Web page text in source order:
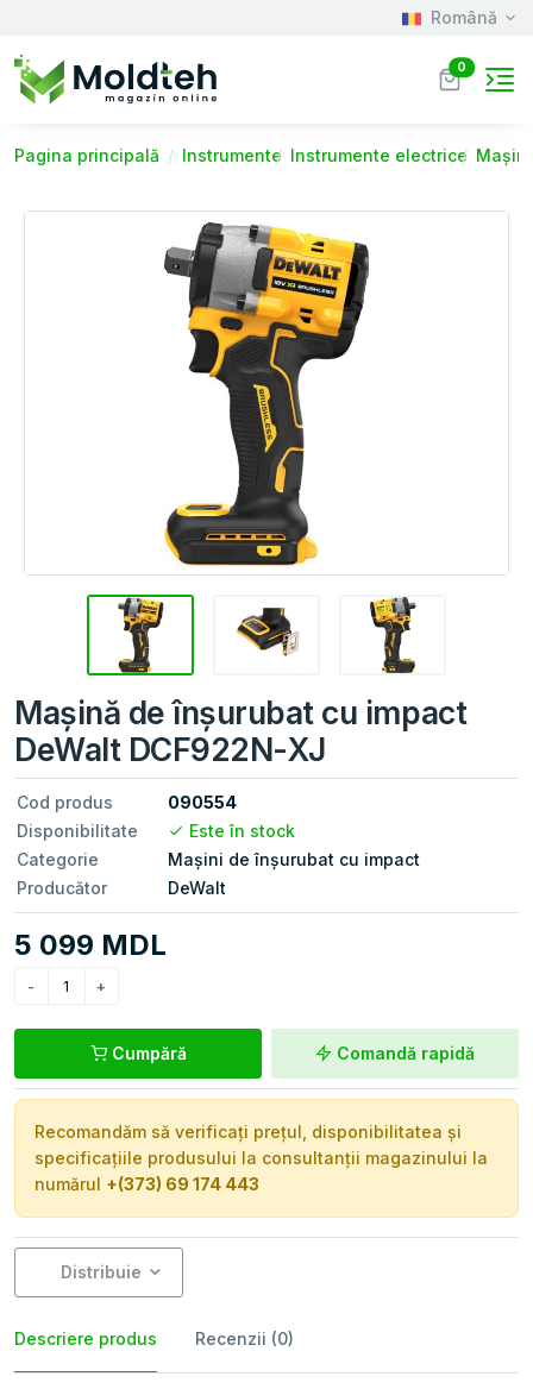
Română
0
Pagina principală Instrumente Instrumente electrice
Mașină de înșurubat cu impact
DeWalt DCF922N-XJ
Cod produs
090554
Disponibilitate
Este în stock
Categorie
Mașini de înșurubat cu impact
Producător
DeWalt
5 099 MDL
Cumpără Comandă rapidă
Recomandăm să verificați prețul, disponibilitatea și
specificațiile produsului la consultanții magazinului la
numărul +(373) 69 174 443
Distribuie
Descriere produs Recenzii (0)